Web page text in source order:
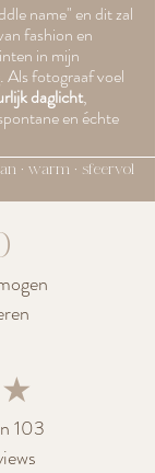
name" en dit zal
fashion en
in mijn
Als fotograaf voel
daglicht,
en échte
• warm • sfeervol
★
103